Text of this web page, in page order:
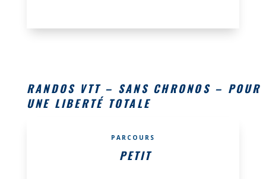
RANDOS VTT – SANS CHRONOS – POUR
UNE LIBERTÉ TOTALE
PARCOURS
PETIT